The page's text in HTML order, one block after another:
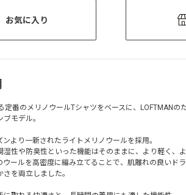
お気に入り
定番のメリノウールTシャツをベースに、LOFTMANの
モデル。
より一新されたライトメリノウールを採用。
湿性や防臭性といった機能はそのままに、より軽く、
ウールを高密度に編み立てることで、肌離れの良いド
を両立しました。